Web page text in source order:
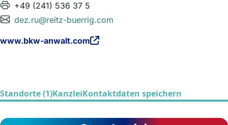
+49 (241) 536 37 5
dez.ru@reitz-buerrig.com
www.bkw-anwalt.com
Standorte (1)KanzleiKontaktdaten speichern